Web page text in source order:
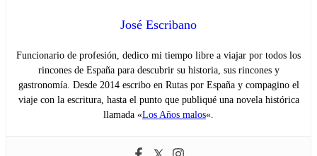
José Escribano
Funcionario de profesión, dedico mi tiempo libre a viajar por todos los
rincones de España para descubrir su historia, sus rincones y
gastronomía. Desde 2014 escribo en Rutas por España y compagino el
viaje con la escritura, hasta el punto que publiqué una novela histórica
llamada «Los Años malos«.